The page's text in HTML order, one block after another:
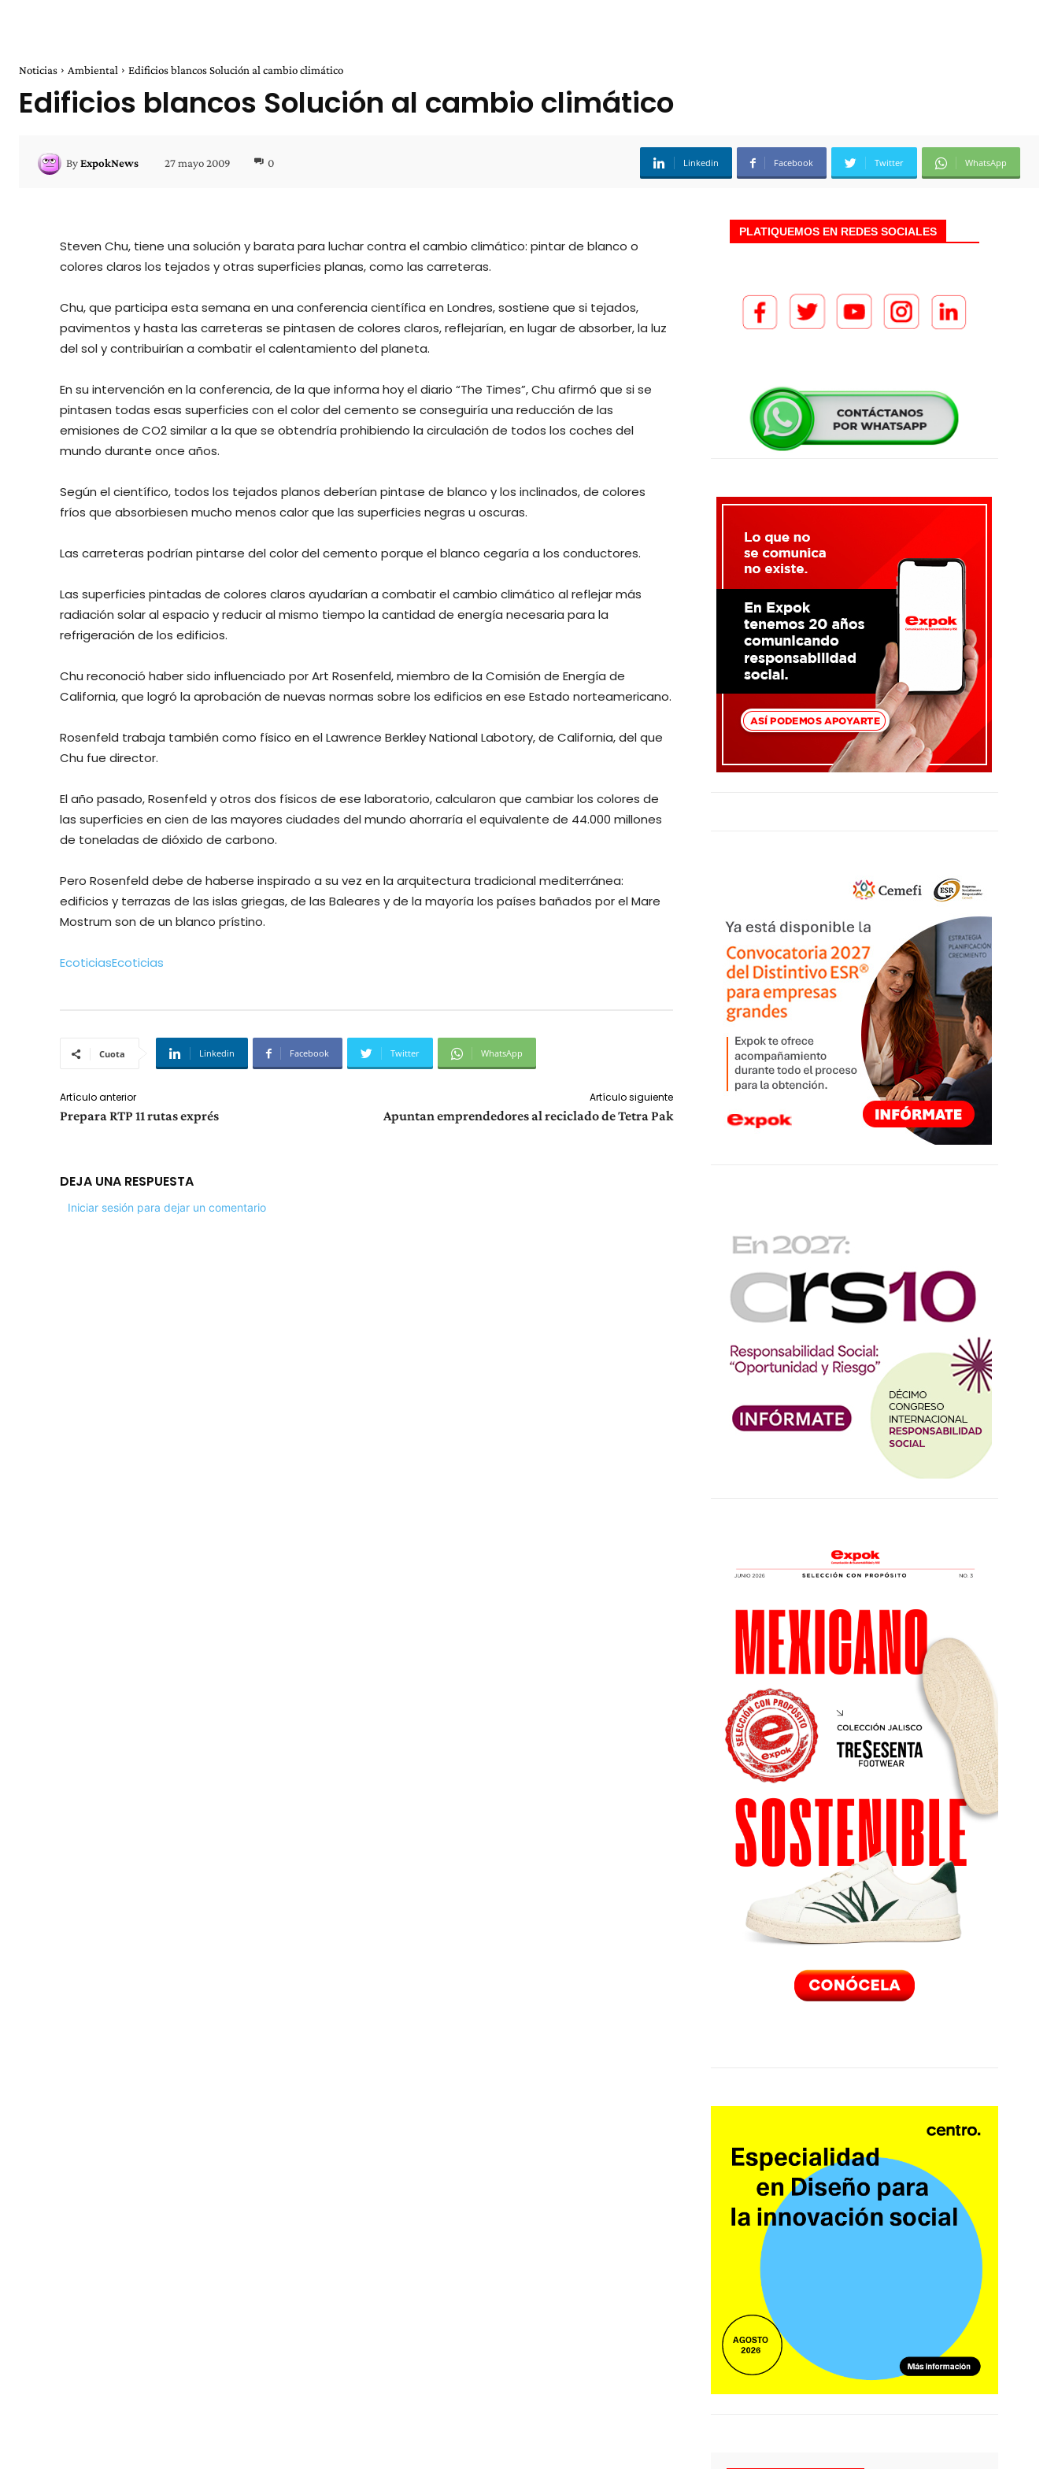
Noticias Ambiental Edificios blancos Solución al cambio climático
Edificios blancos Solución al cambio climático
ByExpokNews 27 mayo 2009 0 Linkedin Facebook Twitter WhatsApp
Steven Chu, tiene una solución y barata para luchar contra el cambio climático: pintar de blanco o
colores claros los tejados y otras superficies planas, como las carreteras.
Chu, que participa esta semana en una conferencia científica en Londres, sostiene que si tejados,
pavimentos y hasta las carreteras se pintasen de colores claros, reflejarían, en lugar de absorber, la luz
del sol y contribuirían a combatir el calentamiento del planeta.
En su intervención en la conferencia, de la que informa hoy el diario “The Times”, Chu afirmó que si se
pintasen todas esas superficies con el color del cemento se conseguiría una reducción de las
emisiones de CO2 similar a la que se obtendría prohibiendo la circulación de todos los coches del
mundo durante once años.
Según el científico, todos los tejados planos deberían pintase de blanco y los inclinados, de colores
fríos que absorbiesen mucho menos calor que las superficies negras u oscuras.
Las carreteras podrían pintarse del color del cemento porque el blanco cegaría a los conductores.
Las superficies pintadas de colores claros ayudarían a combatir el cambio climático al reflejar más
radiación solar al espacio y reducir al mismo tiempo la cantidad de energía necesaria para la
refrigeración de los edificios.
Chu reconoció haber sido influenciado por Art Rosenfeld, miembro de la Comisión de Energía de
California, que logró la aprobación de nuevas normas sobre los edificios en ese Estado norteamericano.
Rosenfeld trabaja también como físico en el Lawrence Berkley National Labotory, de California, del que
Chu fue director.
El año pasado, Rosenfeld y otros dos físicos de ese laboratorio, calcularon que cambiar los colores de
las superficies en cien de las mayores ciudades del mundo ahorraría el equivalente de 44.000 millones
de toneladas de dióxido de carbono.
Pero Rosenfeld debe de haberse inspirado a su vez en la arquitectura tradicional mediterránea:
edificios y terrazas de las islas griegas, de las Baleares y de la mayoría los países bañados por el Mare
Mostrum son de un blanco prístino.
EcoticiasEcoticias
Cuota Linkedin Facebook Twitter WhatsApp
Artículo anterior
Prepara RTP 11 rutas exprés
Artículo siguiente
Apuntan emprendedores al reciclado de Tetra Pak
DEJA UNA RESPUESTA
Iniciar sesión para dejar un comentario
PLATIQUEMOS EN REDES SOCIALES